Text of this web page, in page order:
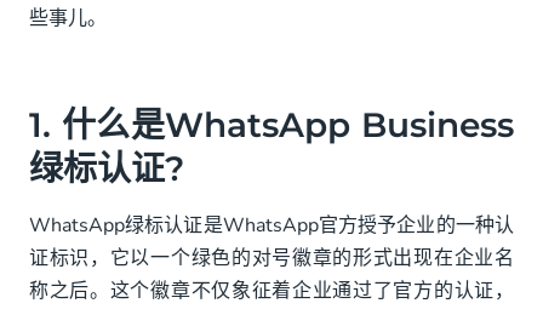
些事儿。
1. 什么是WhatsApp Business
绿标认证?
WhatsApp绿标认证是WhatsApp官方授予企业的一种认
证标识，它以一个绿色的对号徽章的形式出现在企业名
称之后。这个徽章不仅象征着企业通过了官方的认证，